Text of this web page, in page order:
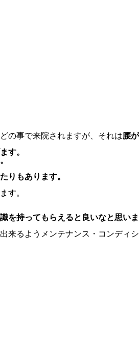
の事で来院されますが、それは腰が
す。
りもあります。
す。
を持ってもらえると良いなと思いま
来るようメンテナンス・コンディシ